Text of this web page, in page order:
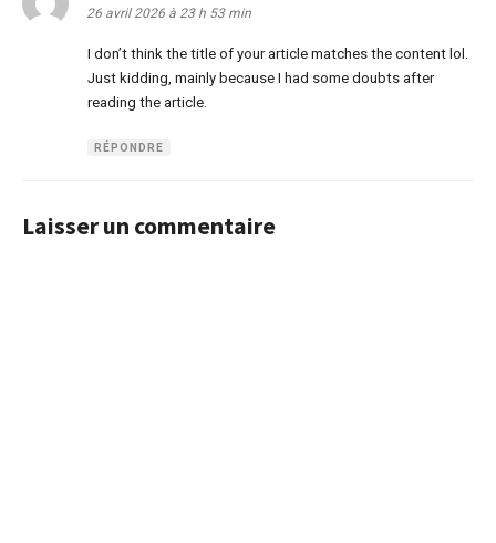
26 avril 2026 à 23 h 53 min
I don’t think the title of your article matches the content lol.
Just kidding, mainly because I had some doubts after
reading the article.
RÉPONDRE
Laisser un commentaire